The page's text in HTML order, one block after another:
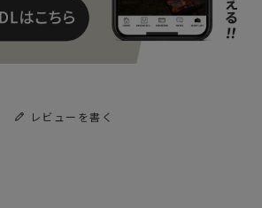
レビューを書く